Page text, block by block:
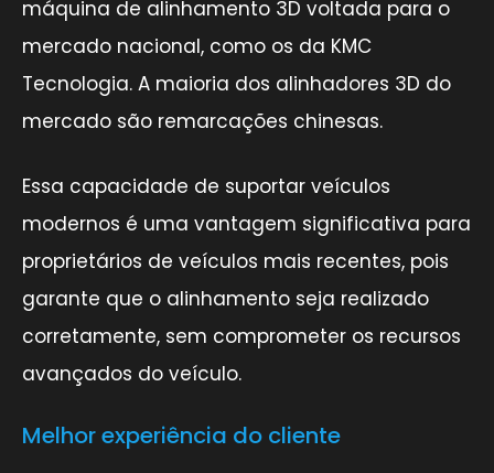
máquina de alinhamento 3D voltada para o
mercado nacional, como os da KMC
Tecnologia. A maioria dos alinhadores 3D do
mercado são remarcações chinesas.
Essa capacidade de suportar veículos
modernos é uma vantagem significativa para
proprietários de veículos mais recentes, pois
garante que o alinhamento seja realizado
corretamente, sem comprometer os recursos
avançados do veículo.
Melhor experiência do cliente